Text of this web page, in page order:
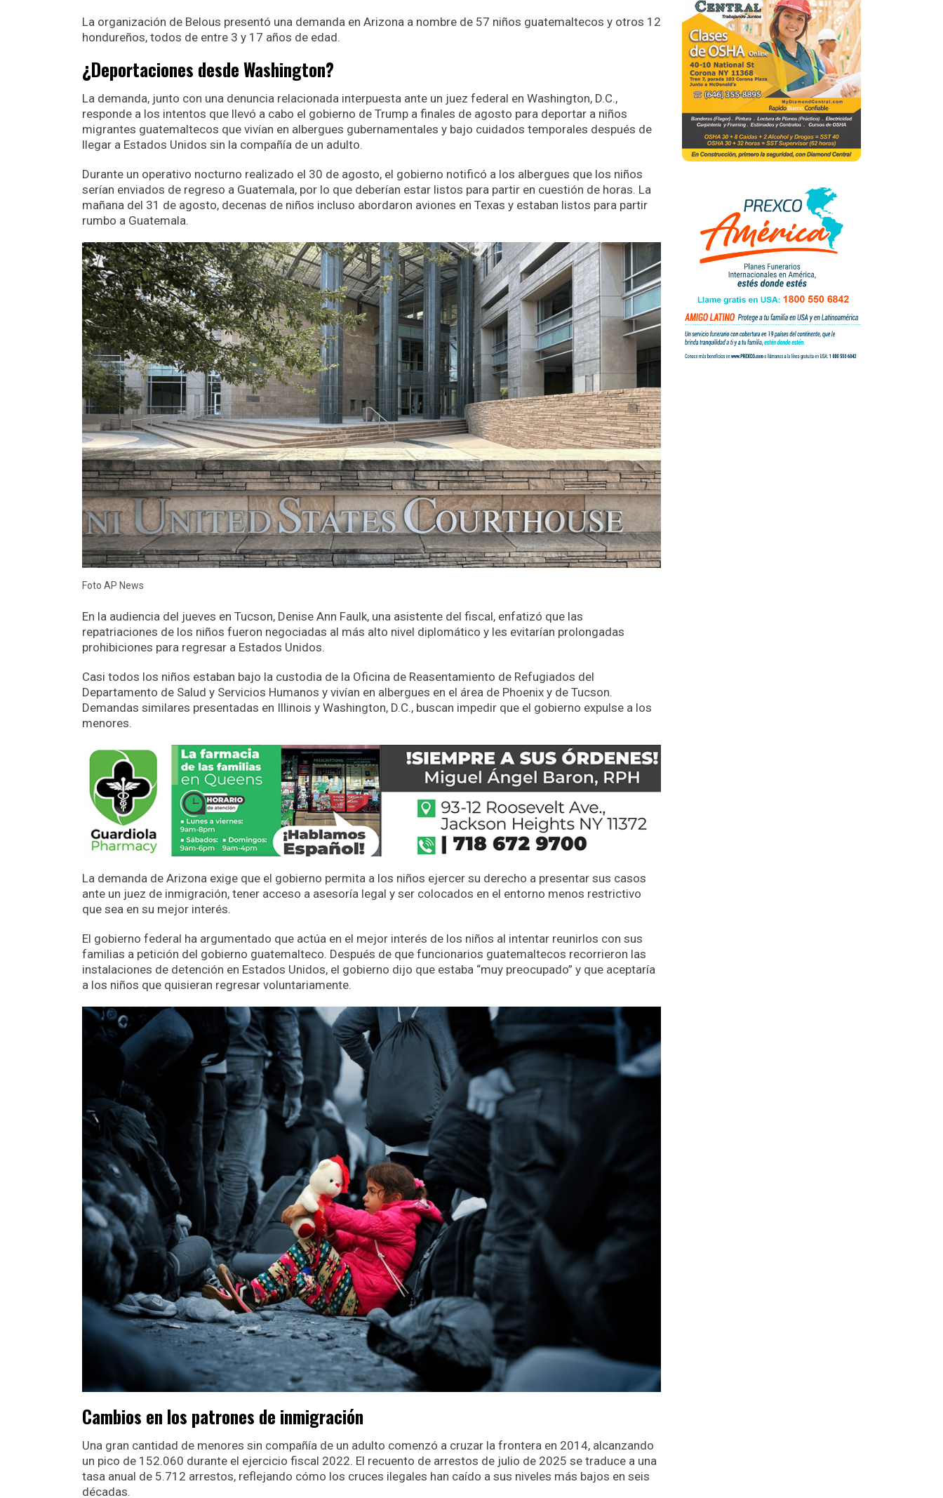
La organización de Belous presentó una demanda en Arizona a nombre de 57 niños guatemaltecos y otros 12
hondureños, todos de entre 3 y 17 años de edad.
¿Deportaciones desde Washington?
La demanda, junto con una denuncia relacionada interpuesta ante un juez federal en Washington, D.C.,
responde a los intentos que llevó a cabo el gobierno de Trump a finales de agosto para deportar a niños
migrantes guatemaltecos que vivían en albergues gubernamentales y bajo cuidados temporales después de
llegar a Estados Unidos sin la compañía de un adulto.
Durante un operativo nocturno realizado el 30 de agosto, el gobierno notificó a los albergues que los niños
serían enviados de regreso a Guatemala, por lo que deberían estar listos para partir en cuestión de horas. La
mañana del 31 de agosto, decenas de niños incluso abordaron aviones en Texas y estaban listos para partir
rumbo a Guatemala.
Foto AP News
En la audiencia del jueves en Tucson, Denise Ann Faulk, una asistente del fiscal, enfatizó que las
repatriaciones de los niños fueron negociadas al más alto nivel diplomático y les evitarían prolongadas
prohibiciones para regresar a Estados Unidos.
Casi todos los niños estaban bajo la custodia de la Oficina de Reasentamiento de Refugiados del
Departamento de Salud y Servicios Humanos y vivían en albergues en el área de Phoenix y de Tucson.
Demandas similares presentadas en Illinois y Washington, D.C., buscan impedir que el gobierno expulse a los
menores.
La demanda de Arizona exige que el gobierno permita a los niños ejercer su derecho a presentar sus casos
ante un juez de inmigración, tener acceso a asesoría legal y ser colocados en el entorno menos restrictivo
que sea en su mejor interés.
El gobierno federal ha argumentado que actúa en el mejor interés de los niños al intentar reunirlos con sus
familias a petición del gobierno guatemalteco. Después de que funcionarios guatemaltecos recorrieron las
instalaciones de detención en Estados Unidos, el gobierno dijo que estaba “muy preocupado” y que aceptaría
a los niños que quisieran regresar voluntariamente.
Cambios en los patrones de inmigración
Una gran cantidad de menores sin compañía de un adulto comenzó a cruzar la frontera en 2014, alcanzando
un pico de 152.060 durante el ejercicio fiscal 2022. El recuento de arrestos de julio de 2025 se traduce a una
tasa anual de 5.712 arrestos, reflejando cómo los cruces ilegales han caído a sus niveles más bajos en seis
décadas.